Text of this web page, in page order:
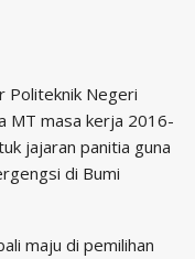
Politeknik Negeri
MT masa kerja 2016-
jajaran panitia guna
di Bumi
maju di pemilihan